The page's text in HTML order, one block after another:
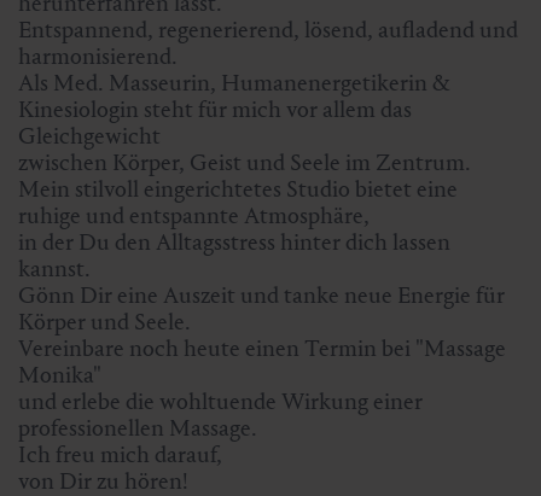
Entspannend, regenerierend, lösend, aufladend und
harmonisierend.
Als Med. Masseurin, Humanenergetikerin &
Kinesiologin steht für mich vor allem das
Gleichgewicht
zwischen Körper, Geist und Seele im Zentrum.
Mein stilvoll eingerichtetes Studio bietet eine
ruhige und entspannte Atmosphäre,
in der Du den Alltagsstress hinter dich lassen
kannst.
Gönn Dir eine Auszeit und tanke neue Energie für
Körper und Seele.
Vereinbare noch heute einen Termin bei "Massage
Monika"
und erlebe die wohltuende Wirkung einer
professionellen Massage.
Ich freu mich darauf,
von Dir zu hören!